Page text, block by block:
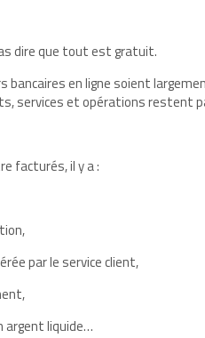
dire que tout est gratuit.
bancaires en ligne soient
services et opérations restent
facturés, il y a :
par le service client,
argent liquide…